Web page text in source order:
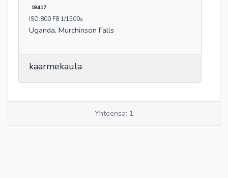
18417
ISO:800 F8 1/1500s
Uganda, Murchinson Falls
käärmekaula
Yhteensä: 1